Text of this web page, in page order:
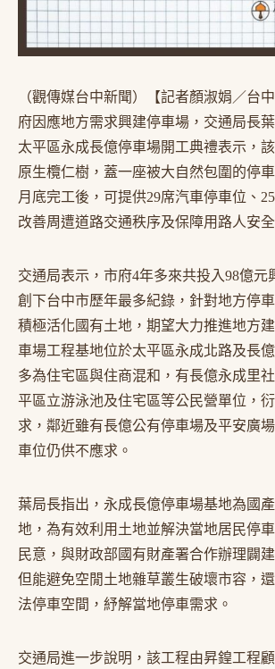
（觀傳媒台中新聞）【記者顏淑娟／台
府因應地方需求興建停車場，交通局長
太平區永成長億停車場開工典禮表示，
原生欖仁樹，蓋一座被大自然包圍的停
月底完工後，可提供29席汽車停車位、
改善周遭道路交通秩序及保障用路人安全
交通局表示，市府4年多來共投入98億元
創下台中市歷年最多紀錄，針對地方停
積極活化國有土地，期望大力推進地方
車場工程基地位於太平區永成北路及長
多為住宅區與住商混和，有長億永成里
平區立游泳池及住宅區等公民營單位，
求，鄰近雖有長億公有停車場及平安廣
車位仍供不應求。
葉局長指出，永成長億停車場基地為國
地，為有效利用土地並解決當地居民停
民意，與財政部國有財產署合作辦理闢
但能避免空閒土地雜草叢生破壞市容，
法停車空間，紓解當地停車需求。
交通局進一步說明，該工程由昇鍠工程